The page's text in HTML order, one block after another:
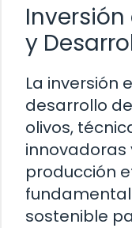
y
La inversión
desarrollo
olivos,
innovadoras
producción
sostenible